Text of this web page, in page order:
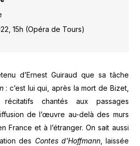
15h (Opéra de Tours)
d’Ernest Guiraud que sa tâche
: c’est lui qui, après la mort de Bizet,
chantés aux passages
de l’œuvre au-delà des murs
France et à l’étranger. On sait aussi
des Contes d’Hoffmann, laissée